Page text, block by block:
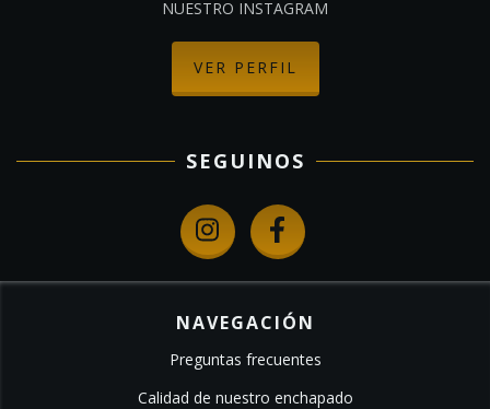
NUESTRO INSTAGRAM
VER PERFIL
SEGUINOS
NAVEGACIÓN
Preguntas frecuentes
Calidad de nuestro enchapado